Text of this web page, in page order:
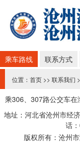
乘车路线 联系方式
位置： 首页 >> 联系我们
乘306、307路公交车在
地址：河北省沧州市经
话
版权所有：沧州